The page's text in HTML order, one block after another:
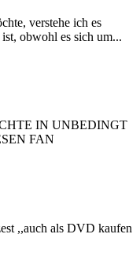
verstehe ich es
obwohl es sich um...
IN UNBEDINGT
FAN
,,auch als DVD kaufen